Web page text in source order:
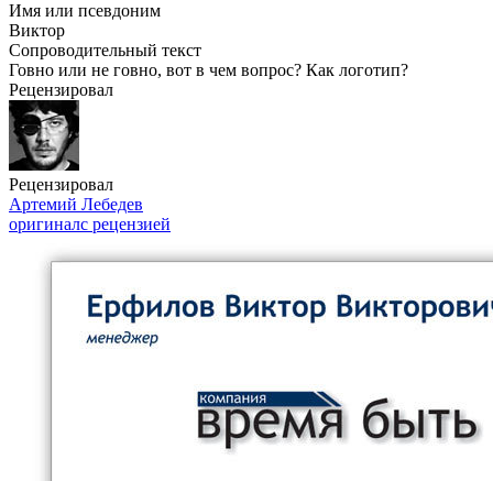
Имя или псевдоним
Виктор
Сопроводительный текст
Говно или не говно, вот в чем вопрос? Как логотип?
Рецензировал
Рецензировал
Артемий Лебедев
оригиналс рецензией